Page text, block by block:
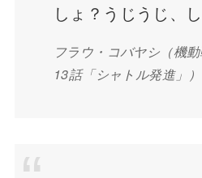
しょ？うじうじ、
フラウ・コバヤシ （機
13話「シャトル発進」）